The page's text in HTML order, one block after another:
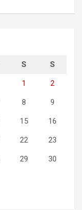
S S
1 2
8 9
15 16
22 23
29 30